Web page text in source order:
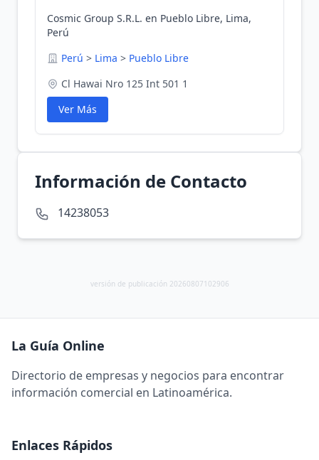
Cosmic Group S.R.L. en Pueblo Libre, Lima,
Perú
Perú > Lima > Pueblo Libre
Cl Hawai Nro 125 Int 501 1
Ver Más
Información de Contacto
14238053
versión de publicación 20260807102906
La Guía Online
Directorio de empresas y negocios para encontrar
información comercial en Latinoamérica.
Enlaces Rápidos